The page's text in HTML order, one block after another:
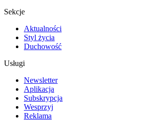
Sekcje
Aktualności
Styl życia
Duchowość
Usługi
Newsletter
Aplikacja
Subskrypcja
Wesprzyj
Reklama